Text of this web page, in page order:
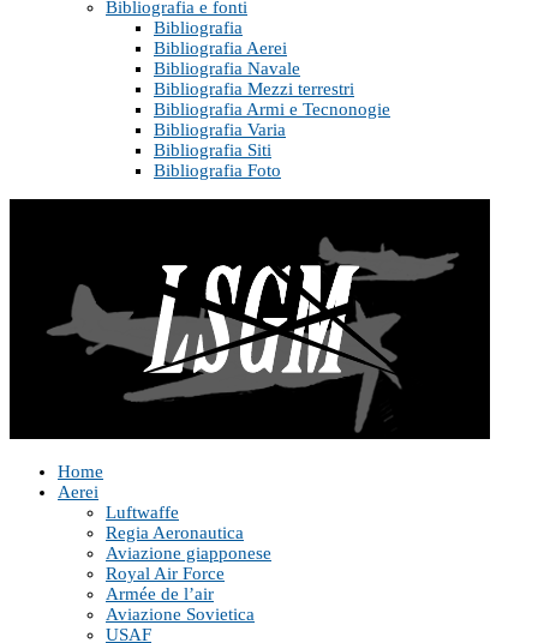
Bibliografia e fonti
Bibliografia
Bibliografia Aerei
Bibliografia Navale
Bibliografia Mezzi terrestri
Bibliografia Armi e Tecnonogie
Bibliografia Varia
Bibliografia Siti
Bibliografia Foto
Home
Aerei
Luftwaffe
Regia Aeronautica
Aviazione giapponese
Royal Air Force
Armée de l’air
Aviazione Sovietica
USAF